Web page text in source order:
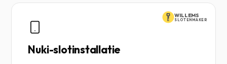
WILLEMS
SLOTENMAKER
Nuki-slotinstallatie